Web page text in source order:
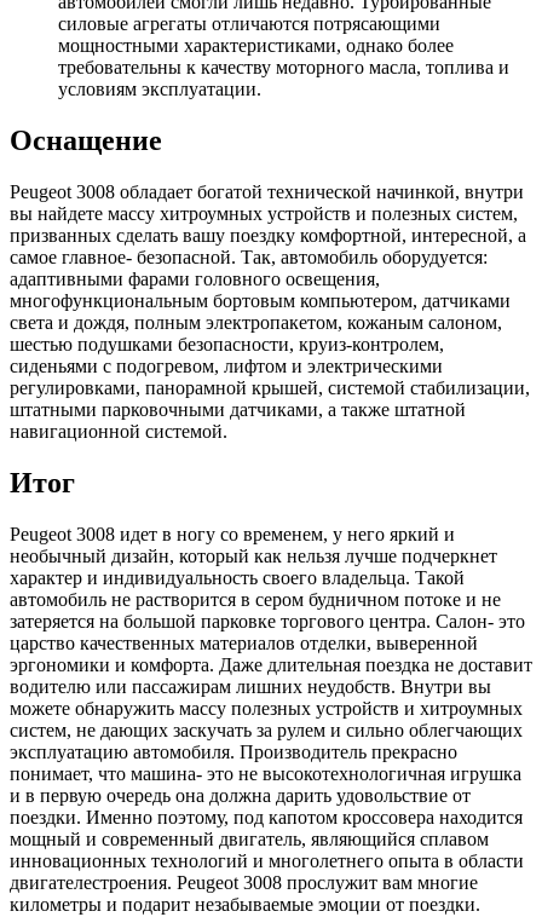
силовые агрегаты отличаются потрясающими
мощностными характеристиками, однако более
требовательны к качеству моторного масла, топлива и
условиям эксплуатации.
Оснащение
Peugeot 3008 обладает богатой технической начинкой, внутри
вы найдете массу хитроумных устройств и полезных систем,
призванных сделать вашу поездку комфортной, интересной, а
самое главное- безопасной. Так, автомобиль оборудуется:
адаптивными фарами головного освещения,
многофункциональным бортовым компьютером, датчиками
света и дождя, полным электропакетом, кожаным салоном,
шестью подушками безопасности, круиз-контролем,
сиденьями с подогревом, лифтом и электрическими
регулировками, панорамной крышей, системой стабилизации,
штатными парковочными датчиками, а также штатной
навигационной системой.
Итог
Peugeot 3008 идет в ногу со временем, у него яркий и
необычный дизайн, который как нельзя лучше подчеркнет
характер и индивидуальность своего владельца. Такой
автомобиль не растворится в сером будничном потоке и не
затеряется на большой парковке торгового центра. Салон- это
царство качественных материалов отделки, выверенной
эргономики и комфорта. Даже длительная поездка не доставит
водителю или пассажирам лишних неудобств. Внутри вы
можете обнаружить массу полезных устройств и хитроумных
систем, не дающих заскучать за рулем и сильно облегчающих
эксплуатацию автомобиля. Производитель прекрасно
понимает, что машина- это не высокотехнологичная игрушка
и в первую очередь она должна дарить удовольствие от
поездки. Именно поэтому, под капотом кроссовера находится
мощный и современный двигатель, являющийся сплавом
инновационных технологий и многолетнего опыта в области
двигателестроения. Peugeot 3008 прослужит вам многие
километры и подарит незабываемые эмоции от поездки.